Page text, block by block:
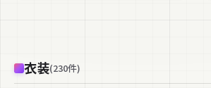
衣装(230件)